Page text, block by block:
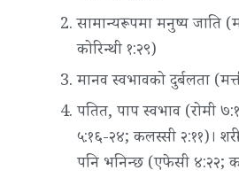
सामान्यरूपमा मनुष्य जाति
कोरिन्थी १:२९)
मानव स्वभावको दुर्बलता
पतित, पाप स्वभाव (रोमी
५:१६-२४; कलस्सी २:११)।
पनि भनिन्छ (एफेसी ४:२२;